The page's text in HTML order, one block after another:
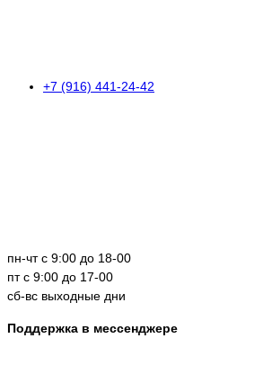
+7 (916) 441-24-42
пн-чт с 9:00 до 18-00
пт с 9:00 до 17-00
сб-вс выходные дни
Поддержка в мессенджере